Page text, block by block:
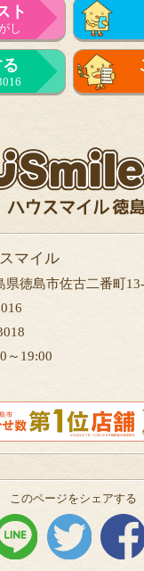
ト
し
マイル
県徳島市佐古二番町
～19:00
このページをシェアする